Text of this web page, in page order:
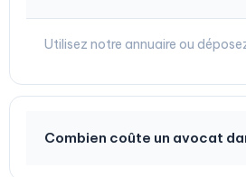
Utilisez notre annuaire ou
Combien coûte un avocat